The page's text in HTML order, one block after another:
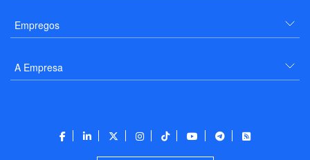
Empregos
A Empresa